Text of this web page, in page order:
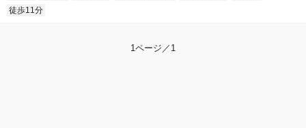
徒歩11分
1ページ／1